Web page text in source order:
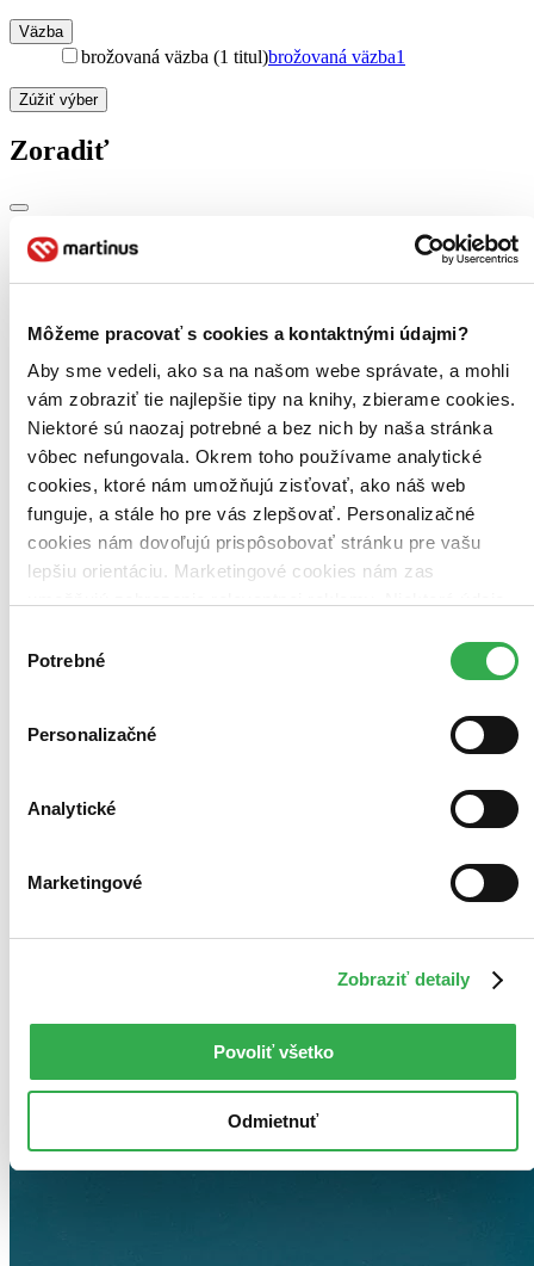
Môžeme pracovať s cookies a kontaktnými údajmi?
Aby sme vedeli, ako sa na našom webe správate, a mohli
vám zobraziť tie najlepšie tipy na knihy, zbierame cookies.
Niektoré sú naozaj potrebné a bez nich by naša stránka
vôbec nefungovala. Okrem toho používame analytické
cookies, ktoré nám umožňujú zisťovať, ako náš web
funguje, a stále ho pre vás zlepšovať. Personalizačné
cookies nám dovoľujú prispôsobovať stránku pre vašu
lepšiu orientáciu. Marketingové cookies nám zas
keby sme mohli používať všetky tieto cookies. Ďakujeme!
súhlasu
Potrebné
Personalizačné
Analytické
Marketingové
Zobraziť detaily
Povoliť všetko
Odmietnuť
Väzba
brožovaná väzba (1 titul)brožovaná väzba1
Zúžiť výber
Zoradiť
Top hodnotené
Najdrahšie
Najlacnejšie
Najvyššia zľava
Použité filtre
Zrušiť filtre
dostupné
Na tému pacienti